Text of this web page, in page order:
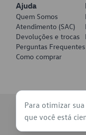
Discos de Freio
Juntas de
Mangueiras de
Pratos de
Travas de
Ajuda
Quem Somos
Atendimento (SAC)
Devoluções e trocas
Perguntas Frequentes
Como comprar
© 2026 -
Para otimizar
que você está